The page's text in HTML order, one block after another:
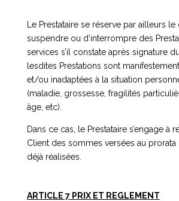
Le Prestataire se réserve par ailleurs le
suspendre ou d’interrompre des
services s’il constate après signature
lesdites Prestations sont
et/ou inadaptées à la situation
(maladie, grossesse, fragilités
âge, etc).
Dans ce cas, le Prestataire s’engage à
Client des sommes versées au prorata
déjà réalisées.
ARTICLE 7 PRIX ET REGLEMENT